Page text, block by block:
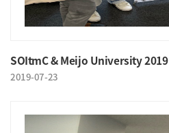
SOItmC & Meijo University 2019
2019-07-23